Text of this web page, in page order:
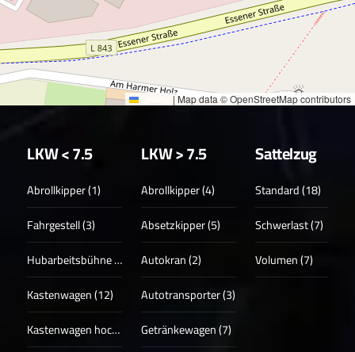
Leaflet |Map data © OpenStreetMap contributors
LKW < 7.5
Abrollkipper (1)
Fahrgestell (3)
Hubarbeitsbühne (3)
Kastenwagen (12)
Kastenwagen hoch (17)
LKW > 7.5
Abrollkipper (4)
Absetzkipper (5)
Autokran (2)
Autotransporter (3)
Getränkewagen (7)
Sattelzug
Standard (18)
Schwerlast (7)
Volumen (7)